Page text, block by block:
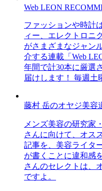
Web LEON
ファッションや時計
ィー、エレクトロニ
がさまざまなジャン
介する連載「Web
年間で計30本に厳選
届けします！ 毎週土
藤村 岳のオヤジ美容
メンズ美容の研究家
さんに向けて、オス
記事を、美容ライタ
が書くことに違和感
さんのセレクトは、
ですよ。